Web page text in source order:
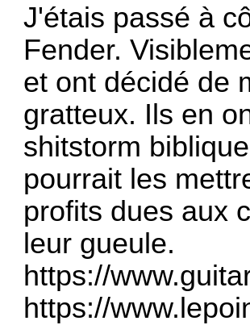
J'étais passé à
Fender.
et ont décidé de
gratteux. Ils en
shitstorm
pourrait les
profits dues aux
leur gueule.
https://
https://